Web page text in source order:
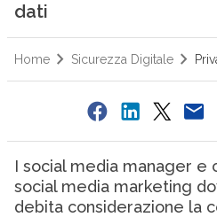
dati
Home Sicurezza Digitale
I social media manager e
social media marketing
debita considerazione la